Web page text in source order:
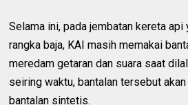
Selama ini, pada jembatan kereta api
rangka baja, KAI masih memakai
meredam getaran dan suara saat
seiring waktu, bantalan tersebut
bantalan sintetis.